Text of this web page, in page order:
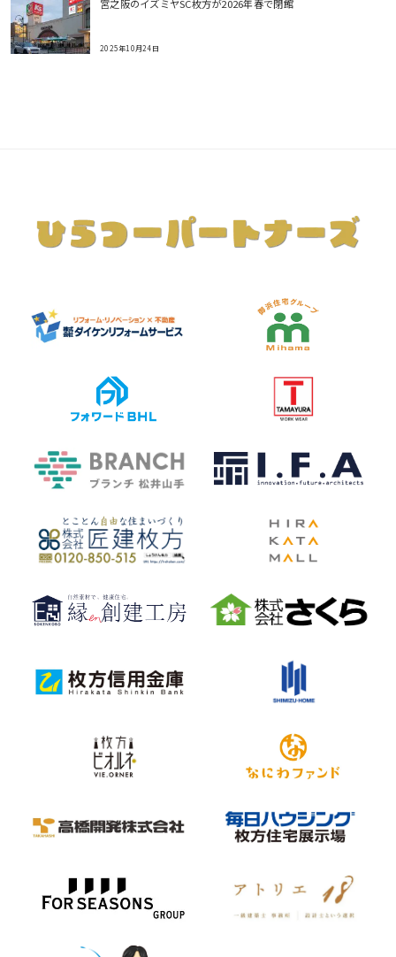
宮之阪のイズミヤSC枚方が2026年春で閉館
2025年10月24日